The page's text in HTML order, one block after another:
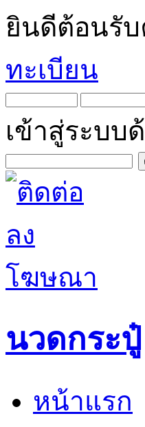
ยินดีต้อนรั
ทะเบียน
เข้าสู่ระบบ
นวดกระปู๋
หน้าแรก